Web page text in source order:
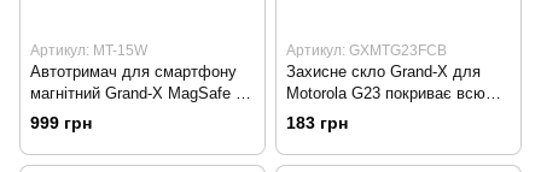
Артикул: MT-15W
Автотримач для смартфону
магнітний Grand-X MagSafe з
зарядкою (кріплення на
дефлектор) MT-15W
999 грн
Артикул: GXMTG23FCB
Захисне скло Grand-X для
Motorola G23 покриває всю
поверхню black
(GXMTG23FCB)
183 грн